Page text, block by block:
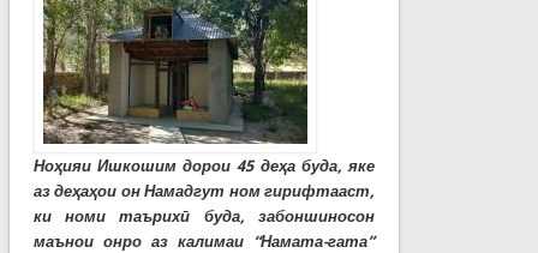
Ноҳияи Ишкошим дорои 45 деҳа буда, яке
аз деҳаҳои он Намадгут ном гирифтааст,
ки номи таърихӣ буда, забоншиносон
маънои онро аз калимаи “Намата-гата”